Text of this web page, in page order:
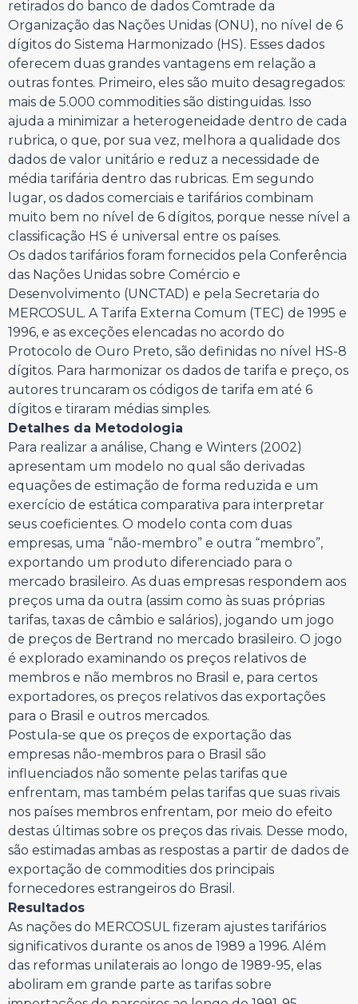
retirados do banco de dados Comtrade da
Organização das Nações Unidas (ONU), no nível de 6
dígitos do Sistema Harmonizado (HS). Esses dados
oferecem duas grandes vantagens em relação a
outras fontes. Primeiro, eles são muito desagregados:
mais de 5.000 commodities são distinguidas. Isso
ajuda a minimizar a heterogeneidade dentro de cada
rubrica, o que, por sua vez, melhora a qualidade dos
dados de valor unitário e reduz a necessidade de
média tarifária dentro das rubricas. Em segundo
lugar, os dados comerciais e tarifários combinam
muito bem no nível de 6 dígitos, porque nesse nível a
classificação HS é universal entre os países.
Os dados tarifários foram fornecidos pela Conferência
das Nações Unidas sobre Comércio e
Desenvolvimento (UNCTAD) e pela Secretaria do
MERCOSUL. A Tarifa Externa Comum (TEC) de 1995 e
1996, e as exceções elencadas no acordo do
Protocolo de Ouro Preto, são definidas no nível HS-8
dígitos. Para harmonizar os dados de tarifa e preço, os
autores truncaram os códigos de tarifa em até 6
dígitos e tiraram médias simples.
Detalhes da Metodologia
Para realizar a análise, Chang e Winters (2002)
apresentam um modelo no qual são derivadas
equações de estimação de forma reduzida e um
exercício de estática comparativa para interpretar
seus coeficientes. O modelo conta com duas
empresas, uma “não-membro” e outra “membro”,
exportando um produto diferenciado para o
mercado brasileiro. As duas empresas respondem aos
preços uma da outra (assim como às suas próprias
tarifas, taxas de câmbio e salários), jogando um jogo
de preços de Bertrand no mercado brasileiro. O jogo
é explorado examinando os preços relativos de
membros e não membros no Brasil e, para certos
exportadores, os preços relativos das exportações
para o Brasil e outros mercados.
Postula-se que os preços de exportação das
empresas não-membros para o Brasil são
influenciados não somente pelas tarifas que
enfrentam, mas também pelas tarifas que suas rivais
nos países membros enfrentam, por meio do efeito
destas últimas sobre os preços das rivais. Desse modo,
são estimadas ambas as respostas a partir de dados de
exportação de commodities dos principais
fornecedores estrangeiros do Brasil.
Resultados
As nações do MERCOSUL fizeram ajustes tarifários
significativos durante os anos de 1989 a 1996. Além
das reformas unilaterais ao longo de 1989-95, elas
aboliram em grande parte as tarifas sobre